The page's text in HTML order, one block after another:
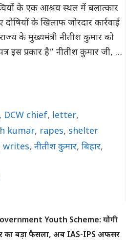
के एक आश्रय स्थल में बलात्कार
के खिलाफ जोरदार कार्रवाई
के मुख्यमंत्री नीतीश कुमार को
इस प्रकार है“ नीतीश कुमार जी, …
, DCW chief, letter,
kumar, rapes, shelter
writes, नीतीश कुमार, बिहार,
Youth Scheme: योगी
का बड़ा फैसला, अब IAS-IPS अफसर